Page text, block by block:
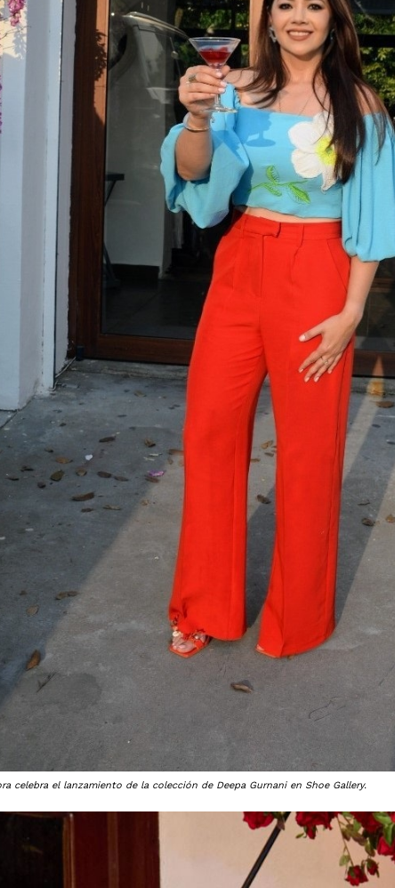
celebra el lanzamiento de la colección de Deepa Gurnani en Shoe Gallery.